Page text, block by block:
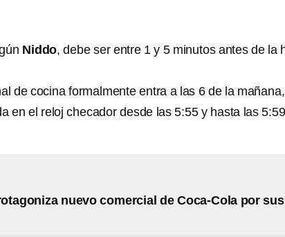
Niddo, debe ser entre 1 y 5 minutos antes de la
de cocina formalmente entra a las 6 de la mañana,
en el reloj checador desde las 5:55 y hasta las
nuevo comercial de Coca-Cola por sus